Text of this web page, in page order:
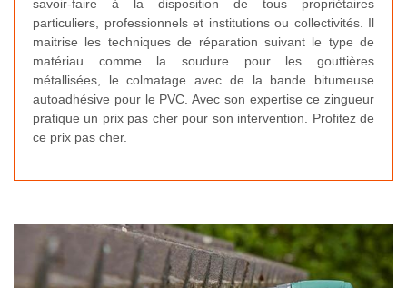
savoir-faire à la disposition de tous propriétaires
particuliers, professionnels et institutions ou collectivités. Il
maitrise les techniques de réparation suivant le type de
matériau comme la soudure pour les gouttières
métallisées, le colmatage avec de la bande bitumeuse
autoadhésive pour le PVC. Avec son expertise ce zingueur
pratique un prix pas cher pour son intervention. Profitez de
ce prix pas cher.